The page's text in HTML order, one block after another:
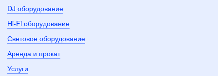
DJ оборудование
Hi-Fi оборудование
Световое оборудование
Аренда и прокат
Услуги